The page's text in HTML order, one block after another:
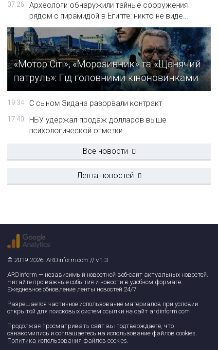
07:26
Археологи обнаружили тайные сооружения
рядом с пирамидой в Египте: никто не виде...
«Мотор Сіті», «Морозивник» та «Щенячий
патруль»: Гід головними кіноновинками
19:34 С сыном Зидана разорвали контракт
17:40
НБУ удержал продаж долларов выше
психологической отметки
Все новости
Лента новостей
© 2019-2026. ARDinform.com // v.1.3
ARDinform — независимый новостной веб-сайт актуальных новостей.
Читайте про важные события и новости в удобном формате.
Ежедневное обновление ленты новостей 24/7.
Разрешается частичное использование материалов при условии
открытой для поисковых систем ссылки на сайт ardinform.com
Продолжая просматривать сайт вы подтверждаете, что
ознакомились и соглашаетесь на использование файлов cookies.
Политика использования файлов cookies.